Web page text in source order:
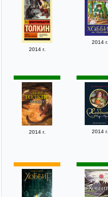
2014 г.
2014 г.
2014 г. 2014 г.